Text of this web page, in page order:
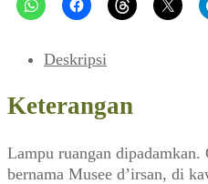
(VISUAL
Deskripsi
Keterangan
Lampu ruangan
bernama Musee d’irsan, di